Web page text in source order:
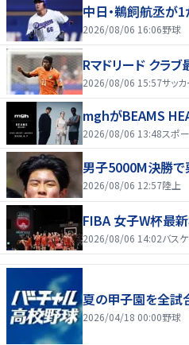
中日・鵜飼航丞が
2026/08/06 16:06野球
Rマドリード クラ
2026/08/06 15:57サッ
mghがBEAMS
2026/08/06 13:48スポ
男子5000M決勝
2026/08/06 12:57陸上
FIBA 女子W杯最
2026/08/06 14:02バス
夏の甲子園を全試
2026/04/18 00:00野球